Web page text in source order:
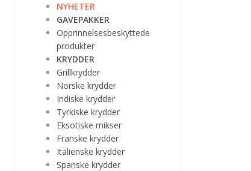
NYHETER
GAVEPAKKER
Opprinnelsesbeskyttede
produkter
KRYDDER
Grillkrydder
Norske krydder
Indiske krydder
Tyrkiske krydder
Eksotiske mikser
Franske krydder
Italienske krydder
Spanske krydder